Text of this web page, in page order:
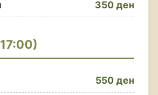
350 ден
550 ден